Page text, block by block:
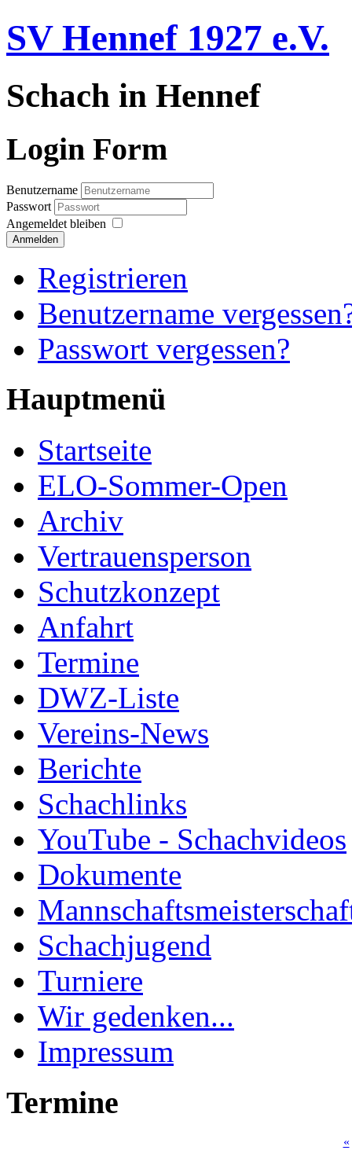
SV Hennef 1927 e.V.
Schach in Hennef
Login Form
Benutzername
Passwort
Angemeldet bleiben
Anmelden
Registrieren
Benutzername
Passwort vergessen?
Hauptmenü
Startseite
ELO-Sommer-Open
Archiv
Vertrauensperson
Schutzkonzept
Anfahrt
Termine
DWZ-Liste
Vereins-News
Berichte
Schachlinks
YouTube - Schachvideos
Dokumente
Schachjugend
Turniere
Wir gedenken...
Impressum
Termine
«